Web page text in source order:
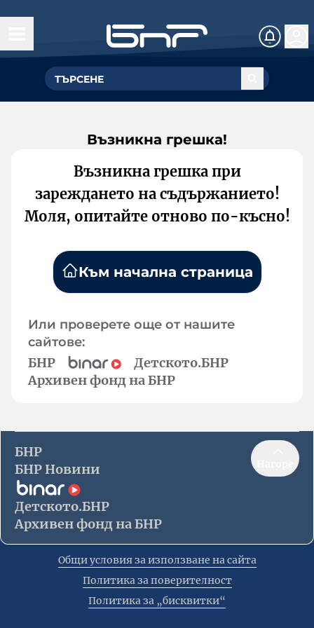
Възникна грешка!
Възникна грешка при
зареждането на съдържанието!
Моля, опитайте отново по-късно!
Към начална страница
Или проверете още от нашите
сайтове:
БНР
Детското.БНР
Архивен фонд на БНР
БНР
БНР Новини
Детското.БНР
Архивен фонд на БНР
Общи условия за използване на сайта
Политика за поверителност
Политика за „бисквитки“